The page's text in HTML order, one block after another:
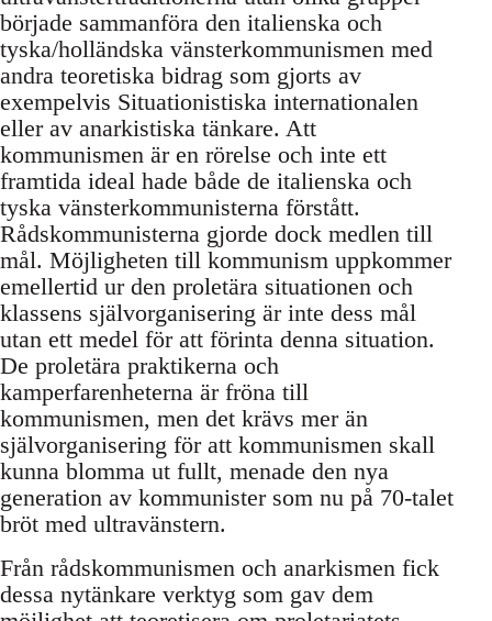
började sammanföra den italienska och
tyska/holländska vänsterkommunismen med
andra teoretiska bidrag som gjorts av
exempelvis Situationistiska internationalen
eller av anarkistiska tänkare. Att
kommunismen är en rörelse och inte ett
framtida ideal hade både de italienska och
tyska vänsterkommunisterna förstått.
Rådskommunisterna gjorde dock medlen till
mål. Möjligheten till kommunism uppkommer
emellertid ur den proletära situationen och
klassens självorganisering är inte dess mål
utan ett medel för att förinta denna situation.
De proletära praktikerna och
kamperfarenheterna är fröna till
kommunismen, men det krävs mer än
självorganisering för att kommunismen skall
kunna blomma ut fullt, menade den nya
generation av kommunister som nu på 70-talet
bröt med ultravänstern.
Från rådskommunismen och anarkismen fick
dessa nytänkare verktyg som gav dem